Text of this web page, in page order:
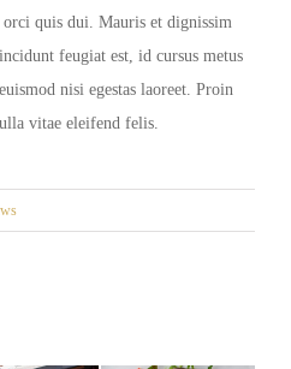
quis dui. Mauris et dignissim
feugiat est, id cursus metus
nisi egestas laoreet. Proin
vitae eleifend felis.